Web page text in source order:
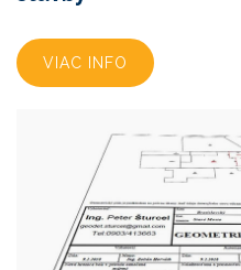
VIAC INFO